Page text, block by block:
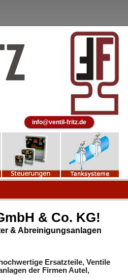
info@ventil-fritz.de
& Co. KG!
& Abreinigungsanlagen
Ersatzteile, Ventile
der Firmen Autel,